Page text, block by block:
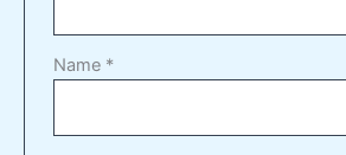
Name *